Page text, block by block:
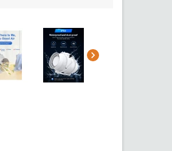
chevron_right